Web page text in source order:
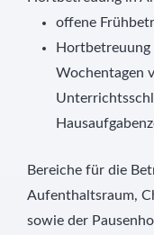
offene
Hortbetreuung
Wochentagen
Bereiche für die
Aufenthaltsraum,
sowie der